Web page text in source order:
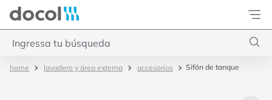
Docol
lavadero y área externa accesorios Sifón de tanque